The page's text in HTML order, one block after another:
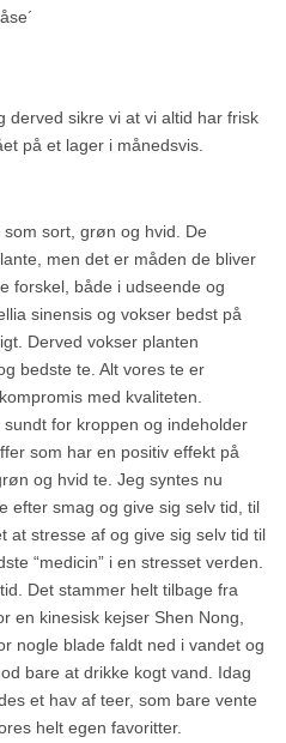
derved sikre vi at vi altid har frisk
på et lager i månedsvis.
sort, grøn og hvid. De
men det er måden de bliver
forskel, både i udseende og
sinensis og vokser bedst på
Derved vokser planten
bedste te. Alt vores te er
med kvaliteten.
for kroppen og indeholder
som har en positiv effekt på
og hvid te. Jeg syntes nu
efter smag og give sig selv tid, til
at stresse af og give sig selv tid til
“medicin” i en stresset verden.
Det stammer helt tilbage fra
en kinesisk kejser Shen Nong,
nogle blade faldt ned i vandet og
bare at drikke kogt vand. Idag
et hav af teer, som bare vente
helt egen favoritter.